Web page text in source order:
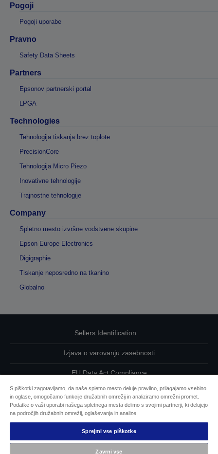
Pogoji
Pogoji uporabe
Pravno
Safety Data Sheets
Partners
Epsonov partnerski portal
LPGA
Technologies
Tehnologija tiskanja brez toplote
PrecisionCore
Tehnologija Micro Piezo
Inovativne tehnologije
Trajnostne tehnologije
Company
Spletno mesto izvršne vodstvene skupine
Epson Europe Electronics
Digigraphie
Tiskanje neposredno na tkanino
Globalno
Sellers Identification
Izjava o varovanju zasebnosti
EU Data Act Compliance
Kontaktirajte nas glede svojih podatkov
Informacije o piškotkih
Epsonova zavezanost dostopnosti
S piškotki zagotavljamo, da naše spletno mesto deluje pravilno, prilagajamo vsebino
in oglase, omogočamo funkcije družabnih omrežij in analiziramo omrežni promet.
Podatke o vaši uporabi našega spletnega mesta delimo s svojimi partnerji, ki delujejo
na področjih družabnih omrežij, oglaševanja in analize.
Sprejmi vse piškotke
Zavrni vse